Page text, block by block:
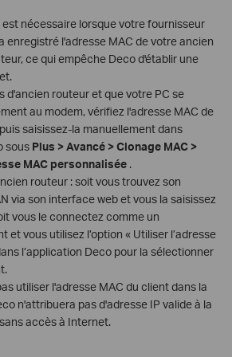
est nécessaire lorsque votre fournisseur
enregistré l'adresse MAC de votre ancien
ce qui empêche Deco d'établir une
d'ancien routeur et que votre PC se
au modem, vérifiez l'adresse MAC de
saisissez-la manuellement dans
sous Plus > Avancé > Clonage MAC >
MAC personnalisée .
routeur : soit vous trouvez son
via son interface web et vous la saisissez
vous le connectez comme un
et vous utilisez l’option « Utiliser l’adresse
l’application Deco pour la sélectionner
utiliser l'adresse MAC du client dans la
n'attribuera pas d'adresse IP valide à la
accès à Internet.